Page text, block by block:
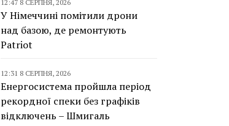
12:47 8 СЕРПНЯ, 2026
У Німеччині помітили дрони
над базою, де ремонтують
Patriot
12:31 8 СЕРПНЯ, 2026
Енергосистема пройшла період
рекордної спеки без графіків
відключень – Шмигаль